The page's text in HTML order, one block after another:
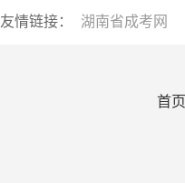
友情链接： 湖南省成考网
首页